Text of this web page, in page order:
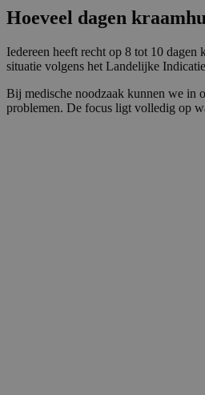
Hoeveel dagen
Iedereen heeft recht op 8 tot 10
situatie volgens het Landelijke
Bij medische noodzaak kunnen we in
problemen. De focus ligt volledig op